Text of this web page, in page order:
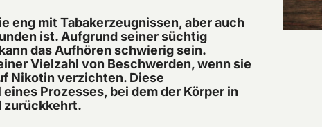
eng mit Tabakerzeugnissen, aber auch
ist. Aufgrund seiner süchtig
das Aufhören schwierig sein.
Vielzahl von Beschwerden, wenn sie
Nikotin verzichten. Diese
Prozesses, bei dem der Körper in
zurückkehrt.